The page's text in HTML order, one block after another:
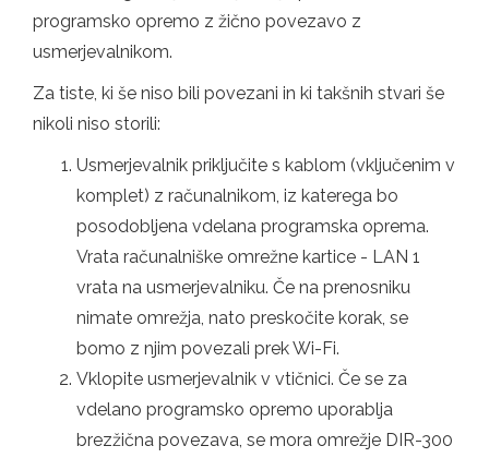
programsko opremo z žično povezavo z
usmerjevalnikom.
Za tiste, ki še niso bili povezani in ki takšnih stvari še
nikoli niso storili:
Usmerjevalnik priključite s kablom (vključenim v
komplet) z računalnikom, iz katerega bo
posodobljena vdelana programska oprema.
Vrata računalniške omrežne kartice - LAN 1
vrata na usmerjevalniku. Če na prenosniku
nimate omrežja, nato preskočite korak, se
bomo z njim povezali prek Wi-Fi.
Vklopite usmerjevalnik v vtičnici. Če se za
vdelano programsko opremo uporablja
brezžična povezava, se mora omrežje DIR-300